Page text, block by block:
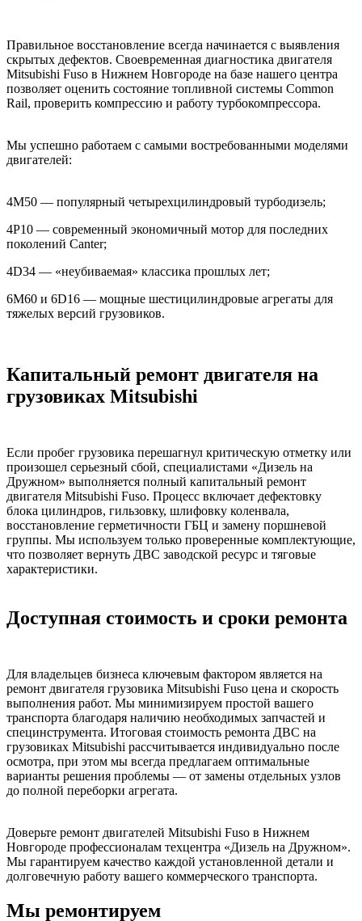
Правильное восстановление всегда начинается с выявления
скрытых дефектов. Своевременная диагностика двигателя
Mitsubishi Fuso в Нижнем Новгороде на базе нашего центра
позволяет оценить состояние топливной системы Common
Rail, проверить компрессию и работу турбокомпрессора.
Мы успешно работаем с самыми востребованными моделями
двигателей:
4M50 — популярный четырехцилиндровый турбодизель;
4P10 — современный экономичный мотор для последних
поколений Canter;
4D34 — «неубиваемая» классика прошлых лет;
6M60 и 6D16 — мощные шестицилиндровые агрегаты для
тяжелых версий грузовиков.
Капитальный ремонт двигателя на
грузовиках Mitsubishi
Если пробег грузовика перешагнул критическую отметку или
произошел серьезный сбой, специалистами «Дизель на
Дружном» выполняется полный капитальный ремонт
двигателя Mitsubishi Fuso. Процесс включает дефектовку
блока цилиндров, гильзовку, шлифовку коленвала,
восстановление герметичности ГБЦ и замену поршневой
группы. Мы используем только проверенные комплектующие,
что позволяет вернуть ДВС заводской ресурс и тяговые
характеристики.
Доступная стоимость и сроки ремонта
Для владельцев бизнеса ключевым фактором является на
ремонт двигателя грузовика Mitsubishi Fuso цена и скорость
выполнения работ. Мы минимизируем простой вашего
транспорта благодаря наличию необходимых запчастей и
специнструмента. Итоговая стоимость ремонта ДВС на
грузовиках Mitsubishi рассчитывается индивидуально после
осмотра, при этом мы всегда предлагаем оптимальные
варианты решения проблемы — от замены отдельных узлов
до полной переборки агрегата.
Доверьте ремонт двигателей Mitsubishi Fuso в Нижнем
Новгороде профессионалам техцентра «Дизель на Дружном».
Мы гарантируем качество каждой установленной детали и
долговечную работу вашего коммерческого транспорта.
Мы ремонтируем